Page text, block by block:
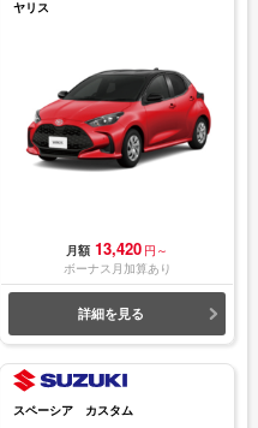
ヤリス
月額 13,420 円～
ボーナス月加算あり
詳細を見る
スペーシア カスタム